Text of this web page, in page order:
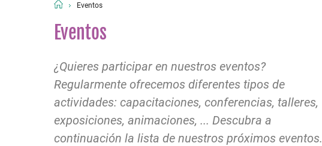
Eventos
Eventos
¿Quieres participar en nuestros eventos?
Regularmente ofrecemos diferentes tipos de
actividades: capacitaciones, conferencias, talleres,
exposiciones, animaciones, ... Descubra a
continuación la lista de nuestros próximos eventos.